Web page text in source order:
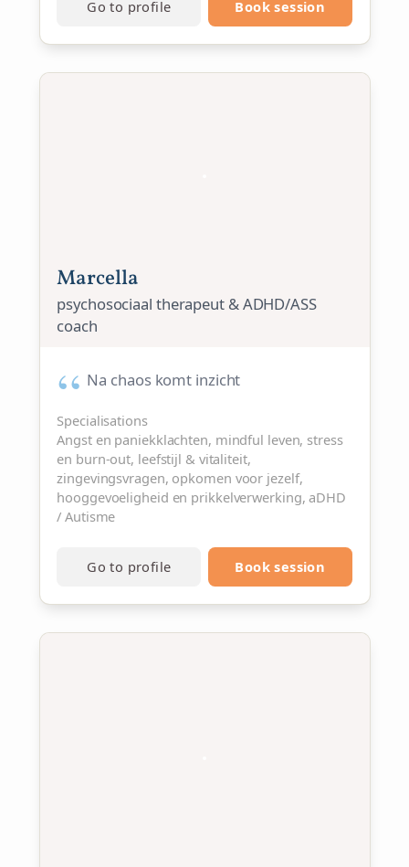
Go to profile Book session
Marcella
psychosociaal therapeut & ADHD/ASS
coach
Na chaos komt inzicht
Specialisations
Angst en paniekklachten, mindful leven, stress
en burn-out, leefstijl & vitaliteit,
zingevingsvragen, opkomen voor jezelf,
hooggevoeligheid en prikkelverwerking, aDHD
/ Autisme
Go to profile Book session